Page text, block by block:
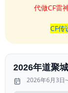
代做CF雷
CF传
2026年道聚
2026年6月3日